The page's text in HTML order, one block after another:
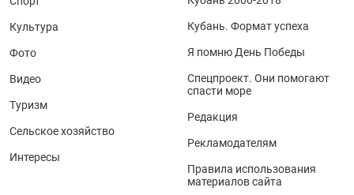
Культура
Фото
Видео
Туризм
Сельское хозяйство
Интересы
Кубань. Формат успеха
Я помню День Победы
Спецпроект. Они помогают
спасти море
Редакция
Рекламодателям
Правила использования
материалов сайта